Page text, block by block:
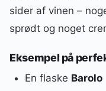
sider af vinen –
sprødt og noget
Eksempel på
En flaske Barolo